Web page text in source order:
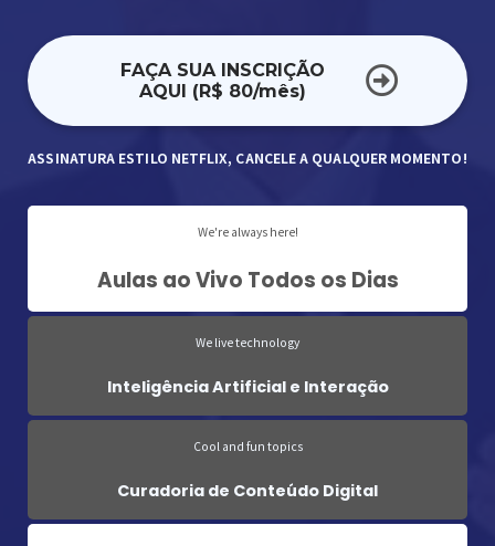
FAÇA SUA INSCRIÇÃO
AQUI (R$ 80/mês)
ASSINATURA ESTILO NETFLIX, CANCELE A QUALQUER MOMENTO!
We're always here!
Aulas ao Vivo Todos os Dias
We live technology
Inteligência Artificial e Interação
Cool and fun topics
Curadoria de Conteúdo Digital